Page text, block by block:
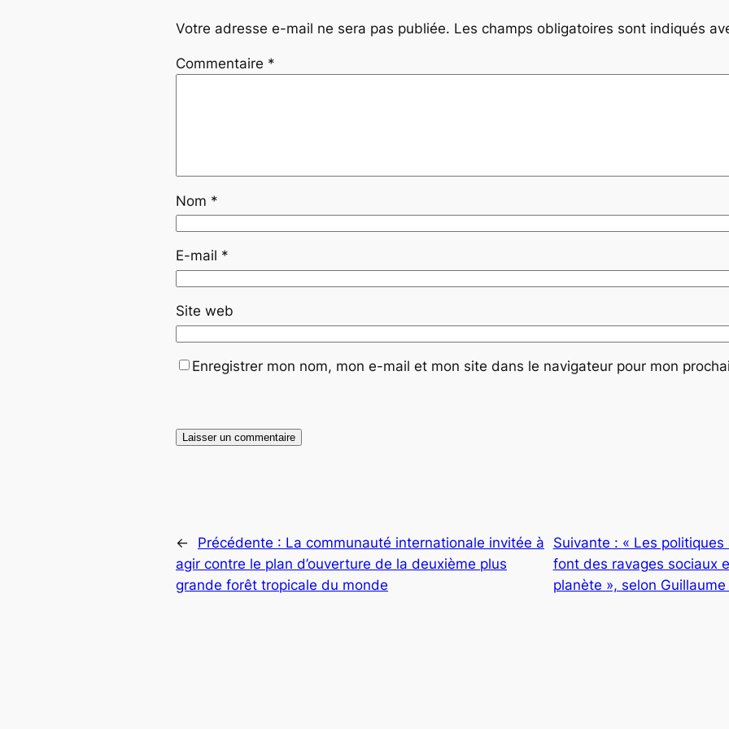
Votre adresse e-mail ne sera pas publiée. Les champs obligatoires sont indiqués
Commentaire *
Nom *
E-mail *
Site web
Enregistrer mon nom, mon e-mail et mon site dans le navigateur pour mon
← Précédente : La communauté internationale invitée à
agir contre le plan d’ouverture de la deuxième plus
grande forêt tropicale du monde
Suivante : « Les
font des ravages sociaux
planète », selon Guillaume